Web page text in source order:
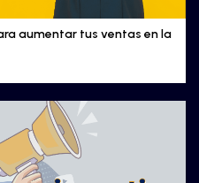
aumentar tus ventas en la